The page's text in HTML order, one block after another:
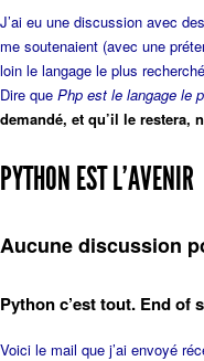
J’ai eu une discussion avec
me soutenaient (avec une
loin le langage le plus
Dire que Php est le langage le
demandé, et qu’il le restera,
PYTHON EST L’AVENIR
Aucune discussion
Python c’est tout. End of
Voici le mail que j’ai envoyé